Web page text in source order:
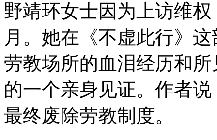
野靖环女士因为上访维
月。她在《不虚此行》
劳教场所的血泪经历和
的一个亲身见证。作者
最终废除劳教制度。